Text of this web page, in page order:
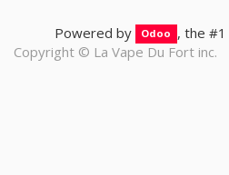
Powered by Odoo , the #1
Copyright © La Vape Du Fort inc.